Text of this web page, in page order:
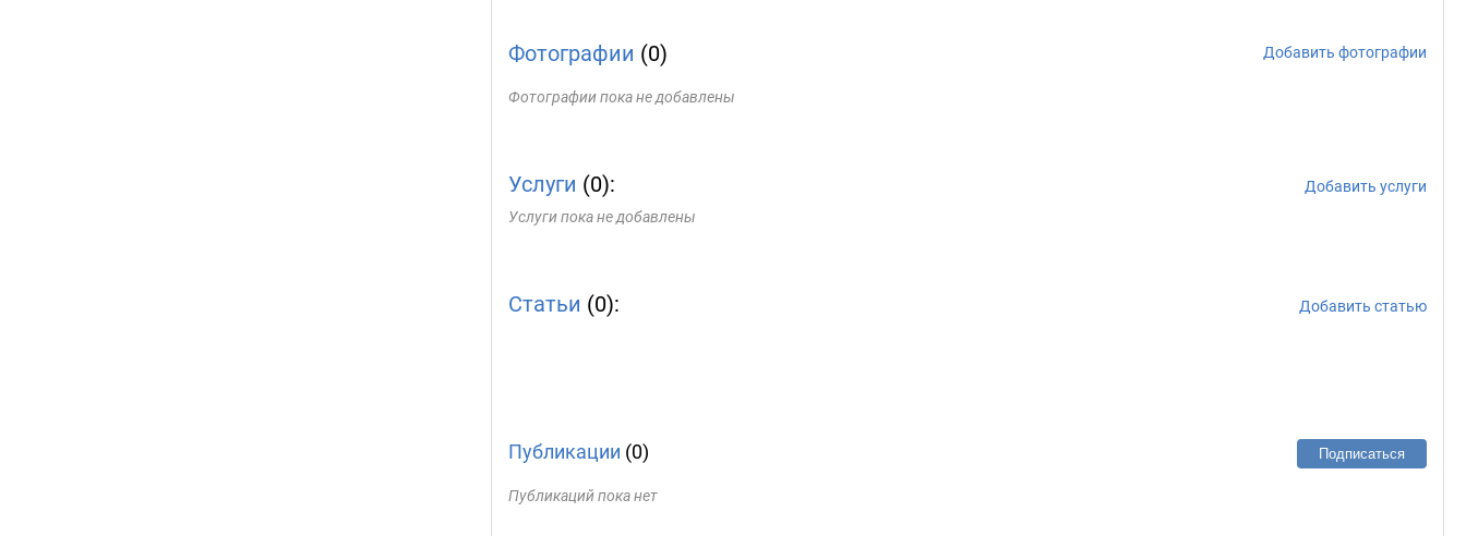
Фотографии (0) Добавить фотографии
Фотографии пока не добавлены
Услуги (0):
Добавить услуги
Услуги пока не добавлены
Статьи (0): Добавить статью
Публикации (0) Подписаться
Публикаций пока нет